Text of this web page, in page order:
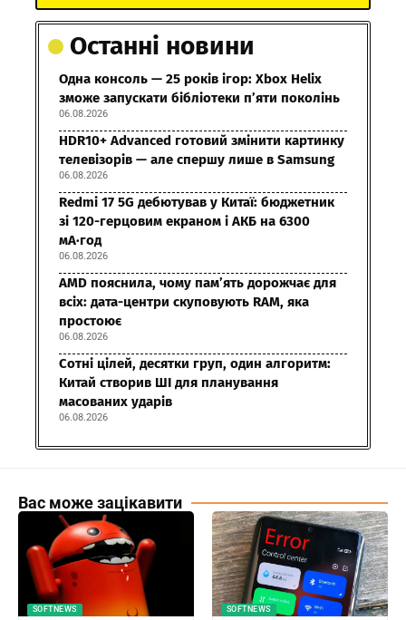
Останні новини
Одна консоль — 25 років ігор: Xbox Helix
зможе запускати бібліотеки п’яти поколінь
06.08.2026
HDR10+ Advanced готовий змінити картинку
телевізорів — але спершу лише в Samsung
06.08.2026
Redmi 17 5G дебютував у Китаї: бюджетник
зі 120-герцовим екраном і АКБ на 6300
мА·год
06.08.2026
AMD пояснила, чому пам’ять дорожчає для
всіх: дата-центри скуповують RAM, яка
простоює
06.08.2026
Сотні цілей, десятки груп, один алгоритм:
Китай створив ШІ для планування
масованих ударів
06.08.2026
Вас може зацікавити
SOFTNEWS SOFTNEWS